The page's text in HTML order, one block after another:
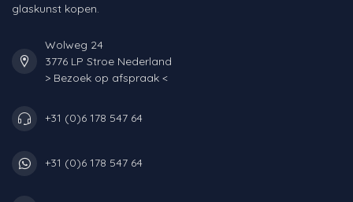
glaskunst kopen.
Wolweg 24
3776 LP Stroe Nederland
> Bezoek op afspraak <
+31 (0)6 178 547 64
+31 (0)6 178 547 64